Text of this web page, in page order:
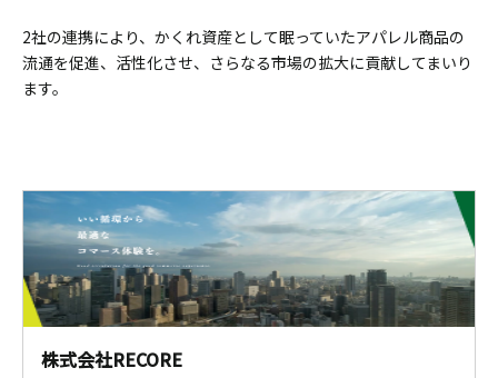
2社の連携により、かくれ資産として眠っていたアパレル商品の
流通を促進、活性化させ、さらなる市場の拡大に貢献してまいり
ます。
株式会社RECORE